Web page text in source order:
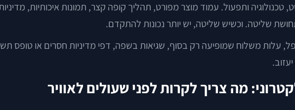
טכנולוגיה ותפעול. עמוד מוצר מפורט, תהליך קופה קצר, תמונות איכותיות,
שליטה. וכשיש שליטה, יש יותר נכונות להתקדם.
עלות משלוח שמופיעה רק בסוף, שגיאות בשפה, דפי מדיניות חסרים או
מה צריך לקרות לפני שעולים לאוויר